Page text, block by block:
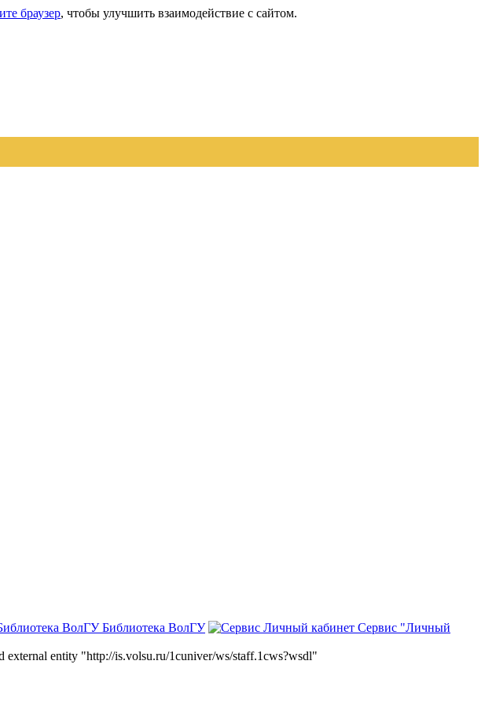
браузер, чтобы улучшить взаимодействие с сайтом.
Библиотека ВолГУ
Сервис "Личный
entity "http://is.volsu.ru/1cuniver/ws/staff.1cws?wsdl"